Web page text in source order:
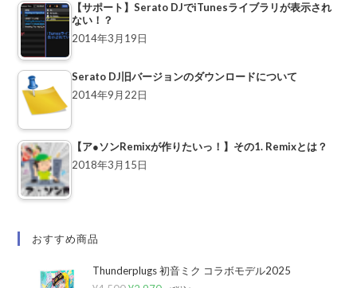
【サポート】Serato DJでiTunesライブラリが表示され
ない！？
2014年3月19日
Serato DJ旧バージョンのダウンロードについて
2014年9月22日
【ア●ソンRemixが作りたいっ！】その1. Remixとは？
2018年3月15日
おすすめ商品
Thunderplugs 初音ミク コラボモデル2025